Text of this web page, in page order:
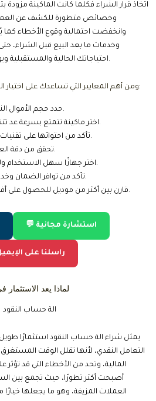
اتخاذ قرار الشراء فكلما كانت الماكينة
وخصائص متطورة للكشف عن
وانخفضت احتمالية وقوع الأخطاء كما
وخدمات ما بعد البيع قبل الشراء،
احتياجاتك الحالية والمستقبلية ويوفر أداءً مستقراً لسنوات طويلة.
ومن أهم المعايير التي تساعدك على اختيار الة حساب النقود المناسبة ما يلي:
حدد حجم الأموال النقدية التي يتم عدها يوميًا.
اختر ماكينة تتمتع بسرعة عد تتناسب مع طبيعة عملك.
تأكد من احتوائها على تقنيات كشف العملات المزيفة.
تحقق من دقة العد وتقليل نسبة الأخطاء.
اختر جهازًا سهل الاستخدام ولا يحتاج إلى تدريب معقد.
تأكد من توافر الضمان وخدمة الصيانة وقطع الغيار.
قارن بين أكثر من موديل للحصول على أفضل قيمة مقابل السعر.
💬 استشارة مجانية
✉️ راسلنا على
لماذا يعد
يمثل شراء الة حساب النقود استثمارًا
التعامل النقدي، لأنها تقلل الوقت
المالية، وتحد من الأخطاء التي قد تؤثر
أصبحت أكثر تطورًا، حيث تجمع بين
العملات المزيفة، وهو ما يجعلها خيارًا